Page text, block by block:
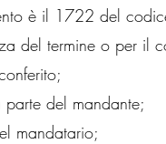
è il 1722 del
del termine o per il
del mandante;
mandatario;